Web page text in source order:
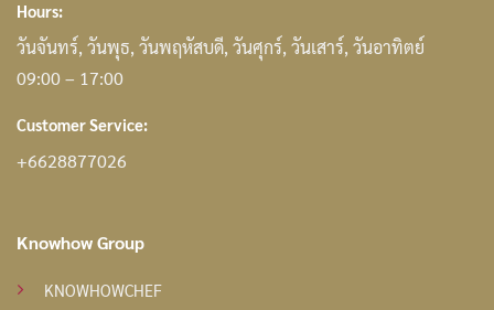
Hours:
วันจันทร์, วันพุธ, วันพฤหัสบดี, วันศุกร์, วันเสาร์, วันอาทิตย์
09:00 – 17:00
Customer Service:
+6628877026
Knowhow Group
KNOWHOWCHEF